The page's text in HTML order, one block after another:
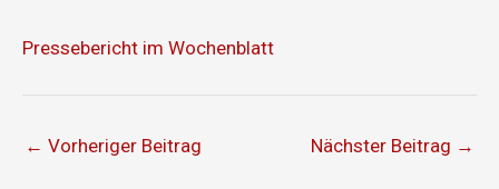
Pressebericht im Wochenblatt
← Vorheriger Beitrag Nächster Beitrag →